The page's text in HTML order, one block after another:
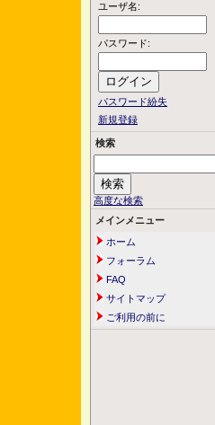
ユーザ名:
パスワード:
パスワード紛失
新規登録
検索
高度な検索
メインメニュー
ホーム
フォーラム
FAQ
サイトマップ
ご利用の前に